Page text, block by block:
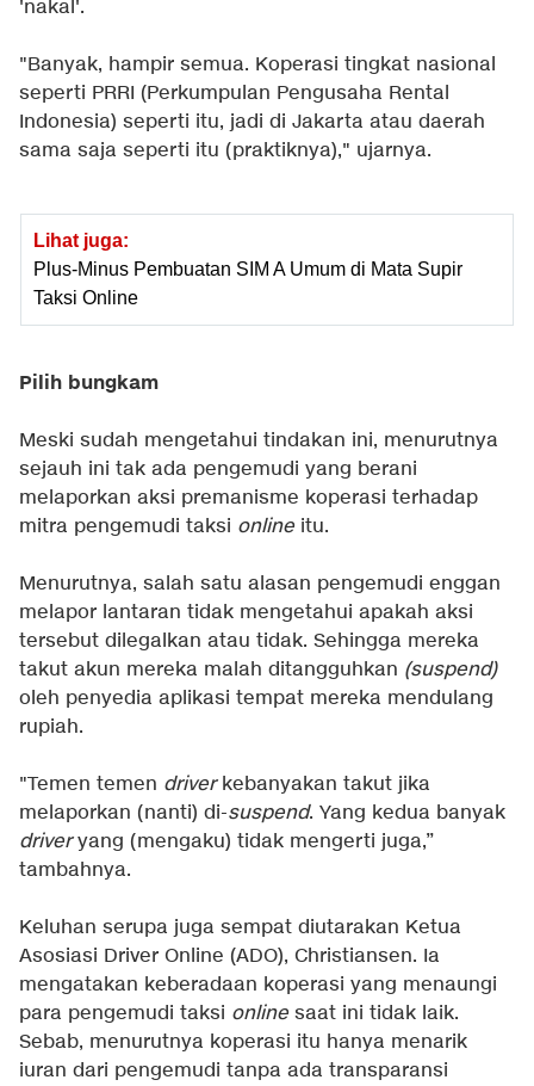
'nakal'.
"Banyak, hampir semua. Koperasi tingkat nasional
seperti PRRI (Perkumpulan Pengusaha Rental
Indonesia) seperti itu, jadi di Jakarta atau daerah
sama saja seperti itu (praktiknya)," ujarnya.
Lihat juga:
Plus-Minus Pembuatan SIM A Umum di Mata Supir
Taksi Online
Pilih bungkam
Meski sudah mengetahui tindakan ini, menurutnya
sejauh ini tak ada pengemudi yang berani
melaporkan aksi premanisme koperasi terhadap
mitra pengemudi taksi online itu.
Menurutnya, salah satu alasan pengemudi enggan
melapor lantaran tidak mengetahui apakah aksi
tersebut dilegalkan atau tidak. Sehingga mereka
takut akun mereka malah ditangguhkan (suspend)
oleh penyedia aplikasi tempat mereka mendulang
rupiah.
"Temen temen driverkebanyakan takut jika
melaporkan (nanti) di-suspend. Yang kedua banyak
driveryang (mengaku) tidak mengerti juga,”
tambahnya.
Keluhan serupa juga sempat diutarakan Ketua
Asosiasi Driver Online (ADO), Christiansen. Ia
mengatakan keberadaan koperasi yang menaungi
para pengemudi taksi online saat ini tidak laik.
Sebab, menurutnya koperasi itu hanya menarik
iuran dari pengemudi tanpa ada transparansi